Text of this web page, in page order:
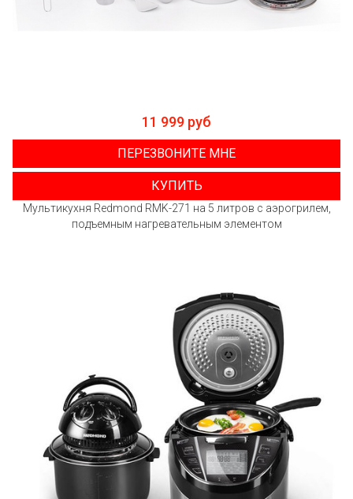
11 999 руб
ПЕРЕЗВОНИТЕ МНЕ
КУПИТЬ
Мультикухня Redmond RMK-271 на 5 литров с аэрогрилем,
подъемным нагревательным элементом